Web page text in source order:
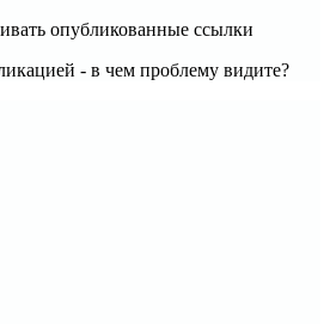
опубликованные ссылки
- в чем проблему видите?